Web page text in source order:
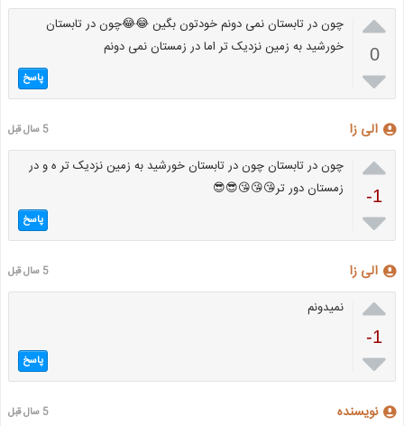

0

چون در تابستان نمی دونم خودتون بگین 😂😂چون در تابستان
خورشید به زمین نزدیک تر اما در زمستان نمی دونم
پاسخ
الی زا 5 سال قبل

-1

چون در تابستان چون در تابستان خورشید به زمین نزدیک تر ه و در
زمستان دور تر😘😘😘😎😎
پاسخ
الی زا 5 سال قبل

-1

نمیدونم
پاسخ
نویسنده 5 سال قبل